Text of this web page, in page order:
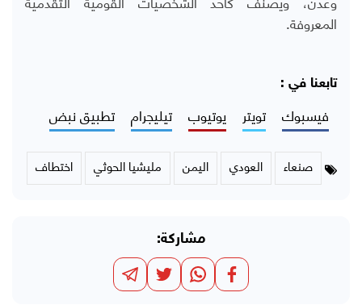
المعروفة.
تابعنا في :
فيسبوك تويتر يوتيوب تيليجرام تطبيق نبض
صنعاء العودي اليمن مليشيا الحوثي اختطاف
مشاركة: